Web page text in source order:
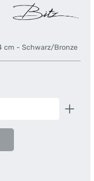
cm - Schwarz/Bronze
Wert ein